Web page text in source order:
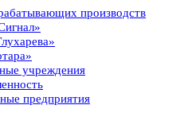
производств
учреждения
предприятия